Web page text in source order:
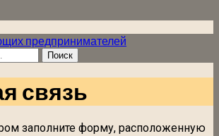
предпринимателей
связь
заполните форму, расположенную